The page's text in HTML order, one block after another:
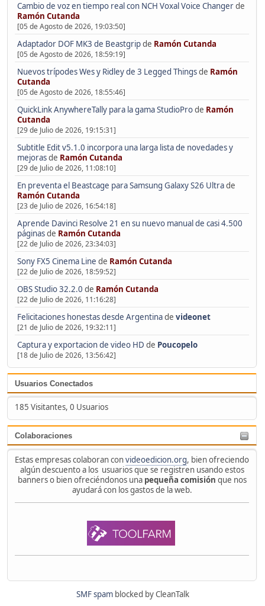
Cambio de voz en tiempo real con NCH Voxal Voice Changerde
Ramón Cutanda
[05 de Agosto de 2026, 19:03:50]
Adaptador DOF MK3 de Beastgripde Ramón Cutanda
[05 de Agosto de 2026, 18:59:19]
Nuevos trípodes Wes y Ridley de 3 Legged Thingsde Ramón
Cutanda
[05 de Agosto de 2026, 18:55:46]
QuickLink AnywhereTally para la gama StudioProde Ramón
Cutanda
[29 de Julio de 2026, 19:15:31]
Subtitle Edit v5.1.0 incorpora una larga lista de novedades y
mejorasde Ramón Cutanda
[29 de Julio de 2026, 11:08:10]
En preventa el Beastcage para Samsung Galaxy S26 Ultrade
Ramón Cutanda
[23 de Julio de 2026, 16:54:18]
Aprende Davinci Resolve 21 en su nuevo manual de casi 4.500
páginasde Ramón Cutanda
[22 de Julio de 2026, 23:34:03]
Sony FX5 Cinema Line de Ramón Cutanda
[22 de Julio de 2026, 18:59:52]
OBS Studio 32.2.0 de Ramón Cutanda
[22 de Julio de 2026, 11:16:28]
Felicitaciones honestas desde Argentinade videonet
[21 de Julio de 2026, 19:32:11]
Captura y exportacion de video HD de Poucopelo
[18 de Julio de 2026, 13:56:42]
Usuarios Conectados
185 Visitantes, 0 Usuarios
Colaboraciones
Estas empresas colaboran convideoedicion.org, bien ofreciendo
algún descuento a los usuarios que se registren usando estos
banners o bien ofreciéndonos una pequeña comisión que nos
ayudará con los gastos de la web.
SMF spamblocked by CleanTalk